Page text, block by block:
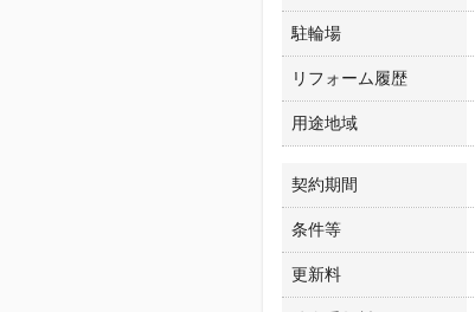
駐輪場
リフォーム履歴
用途地域
契約期間
条件等
更新料